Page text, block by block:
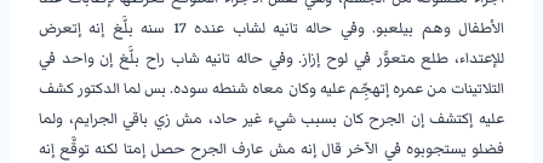
الأطفال وهم بيلعبو. وفي حاله تانيه لشاب عنده 17 سنه بلَّغ إنه إتعرض
للإعتداء، طلع متعوَّر في لوح إزاز. وفي حاله تانيه شاب راح بلَّغ إن واحد في
التلاتينات من عمره إتهجِّم عليه وكان معاه شنطه سوده. بس لما الدكتور كشف
عليه إكتشف إن الجرح كان بسبب شيء غير حاد، مش زي باقي الجرايم، ولما
فضلو يستجوبوه في الآخر قال إنه مش عارف الجرح حصل إمتا لكنه توقَّع إنه